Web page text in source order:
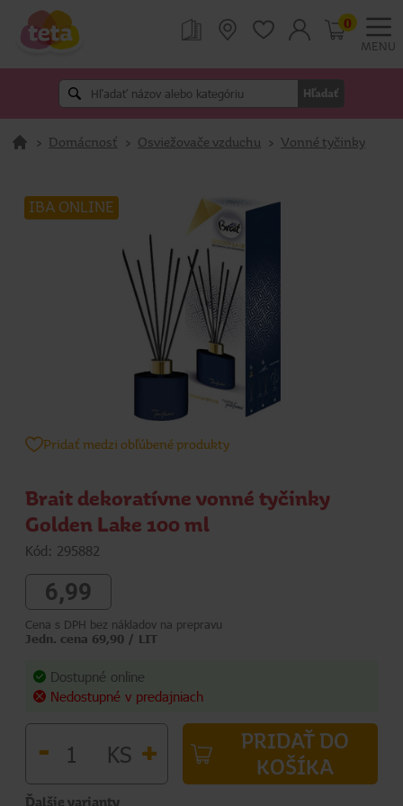
MENU
Hľadať
0
> Domácnosť > Osviežovače vzduchu > Vonné tyčinky
IBA ONLINE
Pridať medzi obľúbené produkty
Brait dekoratívne vonné tyčinky
Golden Lake 100 ml
Kód: 295882
6,99
Cena s DPH bez nákladov na prepravu
Jedn. cena 69,90 / LIT
Dostupné online
Nedostupné v predajniach
- KS +
PRIDAŤ DO
KOŠÍKA
Ďalšie varianty